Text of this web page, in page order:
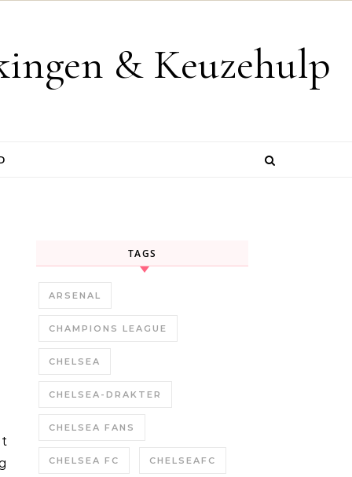
& Keuzehulp
TAGS
ARSENAL
CHAMPIONS LEAGUE
CHELSEA
CHELSEA-DRAKTER
CHELSEA FANS
CHELSEA FC CHELSEAFC